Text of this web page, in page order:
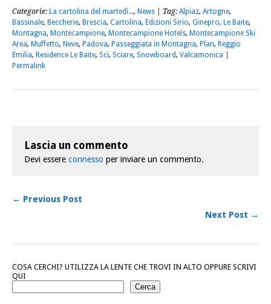
Categorie: La cartolina del martedì..., News | Tag: Alpiaz, Artogne,
Bassinale, Beccherie, Brescia, Cartolina, Edizioni Sirio, Ginepro, Le Baite,
Montagna, Montecampione, Montecampione Hotels, Montecampione Ski
Area, Muffetto, Neve, Padova, Passeggiata in Montagna, Plan, Reggio
Emilia, Residence Le Baite, Sci, Sciare, Snowboard, Valcamonica
Permalink
Lascia un commento
Devi essere connesso per inviare un commento.
← Previous Post
Next Post →
COSA CERCHI? UTILIZZA LA LENTE CHE TROVI IN ALTO OPPURE SCRIVI
QUI
Cerca